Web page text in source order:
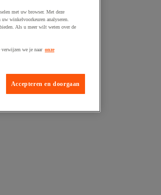
met uw browser. Met deze
winkelvoorkeuren analyseren.
Als u meer wilt weten over de
we je naar onze
Accepteren en doorgaan